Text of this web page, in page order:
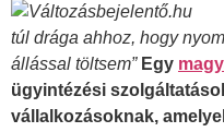
túl drága ahhoz, hogy
állással töltsem” Egy
ügyintézési
vállalkozásoknak,